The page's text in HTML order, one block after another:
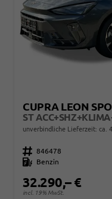
CUPRA LEON
ST
unverbindliche Lieferzeit: ca.
Fahrzeugnr. 846478
Kraftstoff
Benzin
32.290,– €
incl. 19% MwSt.